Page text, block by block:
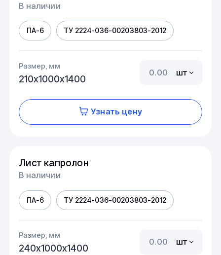
В наличии
ПА-6 ТУ 2224-036-00203803-2012
Размер, мм
210х1000х1400
шт
Узнать цену
Лист капролон
В наличии
ПА-6 ТУ 2224-036-00203803-2012
Размер, мм
240х1000х1400
шт